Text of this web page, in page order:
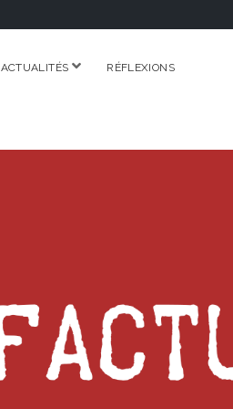
ACTUALITÉS ouvrirRÉFLEXIONS